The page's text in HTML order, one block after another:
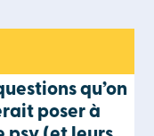
qu’on
poser à